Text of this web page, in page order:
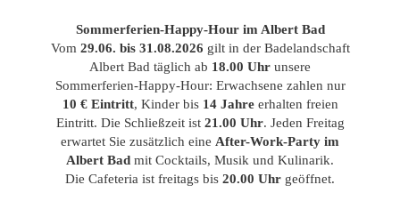
Sommerferien-Happy-Hour im Albert Bad
Vom 29.06. bis 31.08.2026 gilt in der Badelandschaft
Albert Bad täglich ab 18.00 Uhr unsere
Sommerferien-Happy-Hour: Erwachsene zahlen nur
10 € Eintritt, Kinder bis 14 Jahreerhalten freien
Eintritt. Die Schließzeit ist 21.00 Uhr. Jeden Freitag
erwartet Sie zusätzlich eine After-Work-Party im
Albert Bad mit Cocktails, Musik und Kulinarik.
Die Cafeteria ist freitags bis 20.00 Uhr geöffnet.